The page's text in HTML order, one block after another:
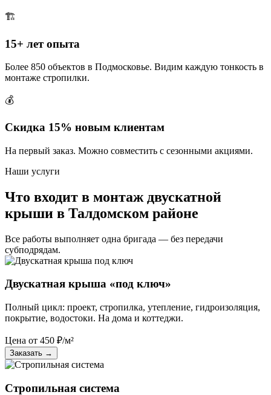
🏗️
15+ лет опыта
Более 850 объектов в Подмосковье. Видим каждую тонкость в
монтаже стропилки.
💰
Скидка 15% новым клиентам
На первый заказ. Можно совместить с сезонными акциями.
Наши услуги
Что входит в монтаж двускатной
крыши в Талдомском районе
Все работы выполняет одна бригада — без передачи
субподрядам.
Двускатная крыша «под ключ»
Полный цикл: проект, стропилка, утепление, гидроизоляция,
покрытие, водостоки. На дома и коттеджи.
Цена от 450 ₽/м²
Заказать →
Стропильная система